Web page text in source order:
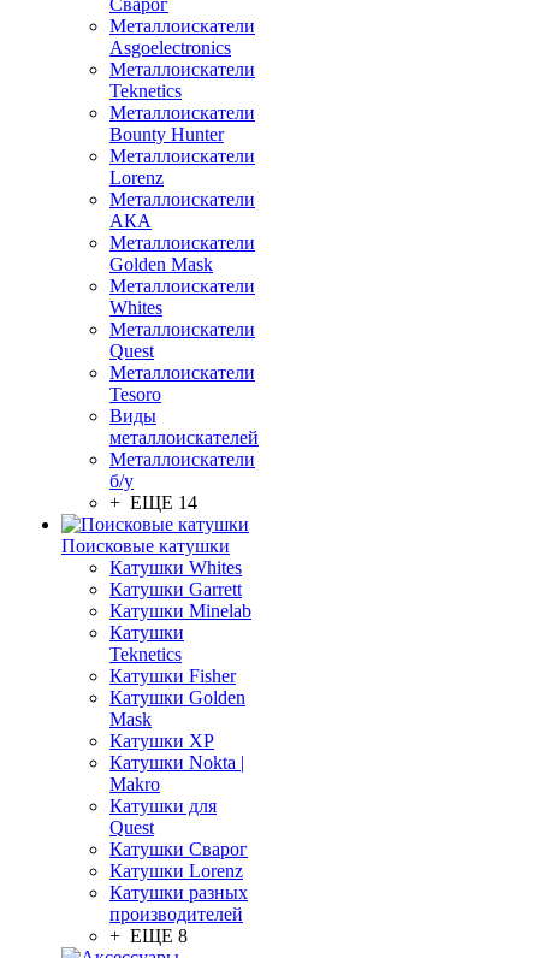
Сварог
Металлоискатели
Asgoelectronics
Металлоискатели
Teknetics
Металлоискатели
Bounty Hunter
Металлоискатели
Lorenz
Металлоискатели
АКА
Металлоискатели
Golden Mask
Металлоискатели
Whites
Металлоискатели
Quest
Металлоискатели
Tesoro
Виды
металлоискателей
Металлоискатели
б/у
+ ЕЩЕ 14
Поисковые катушки
Катушки Whites
Катушки Garrett
Катушки Minelab
Катушки
Teknetics
Катушки Fisher
Катушки Golden
Mask
Катушки XP
Катушки Nokta |
Makro
Катушки для
Quest
Катушки Сварог
Катушки Lorenz
Катушки разных
производителей
+ ЕЩЕ 8